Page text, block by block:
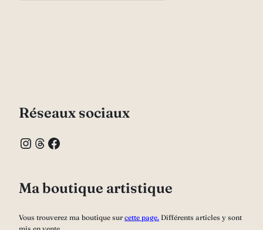
Réseaux sociaux
Instagram Threads Facebook
Ma boutique artistique
Vous trouverez ma boutique surcette page. Différents articles y sont